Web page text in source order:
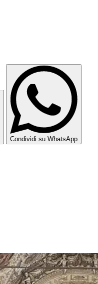
Condividi su WhatsApp